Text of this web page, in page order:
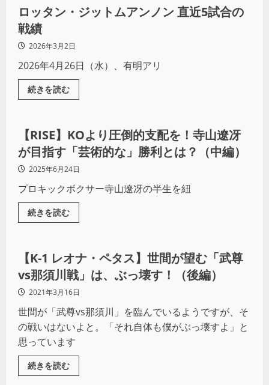
ロッタン・ジットムアンノン 直近5試合の
戦績
2026年3月2日
2026年4月26日（水）、有明アリ
続きを読む
その他競技
【RISE】KOより圧倒的支配を！寺山遼冴
が目指す「芸術的な」勝利とは？（中編）
2025年6月24日
プロキックボクサー寺山遼冴の半生を紐
続きを読む
その他競技
【K-1 レオナ・ペタス】世間が望む「武尊
vs那須川戦」は、ぶっ壊す！（後編）
2021年3月16日
世間が「武尊vs那須川」を臨んでいるようですが、そ
の戦いはないよと。「それ自体も僕がぶっ壊すよ」と
思っています
続きを読む
その他競技